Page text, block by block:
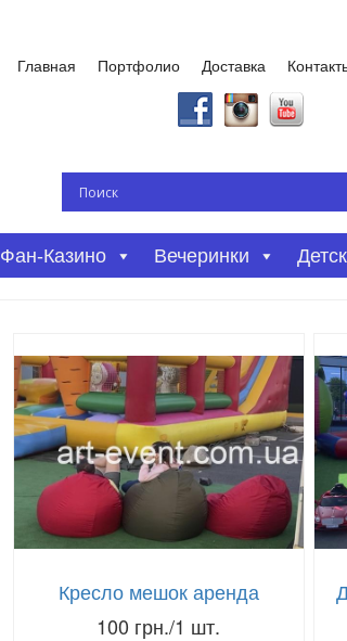
Главная Портфолио Доставка
Фан-Казино Вечеринки
Кресло мешок аренда
100 грн./1 шт.